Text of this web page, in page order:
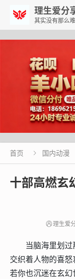
理生爱分
其实没有那么
首页  国内动漫
十部高燃玄
理生爱
当脑海里划
交织着人物的喜怒
若你也沉迷在玄